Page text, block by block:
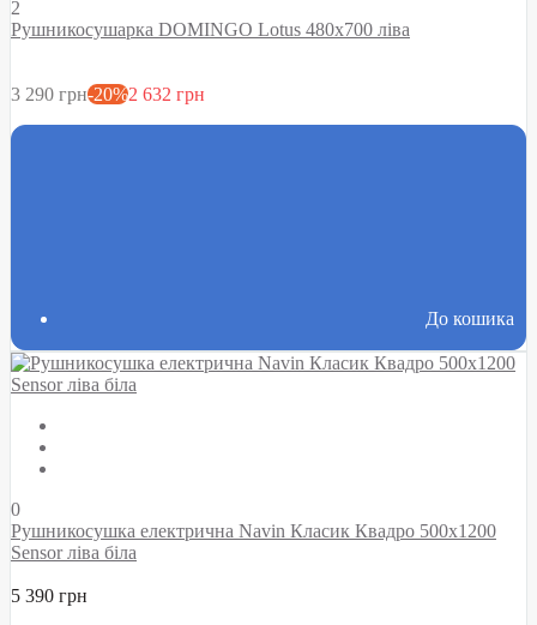
2
Рушникосушарка DOMINGO Lotus 480х700 ліва
3 290 грн-20%2 632 грн
До кошика
0
Рушникосушка електрична Navin Класик Квадро 500х1200
Sensor ліва біла
5 390 грн